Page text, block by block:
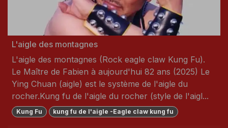
L'aigle des montagnes
L'aigle des montagnes (Rock eagle claw Kung Fu).
Le Maître de Fabien à aujourd'hui 82 ans (2025) Le
Ying Chuan (aigle) est le système de l'aigle du
rocher.Kung fu de l'aigle du rocher (style de l'aigl...
Kung Fu kung fu de l'aigle -Eagle claw kung fu